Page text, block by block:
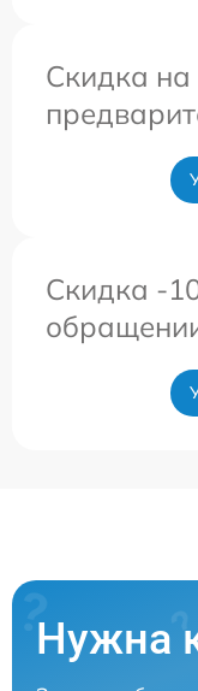
Скидка на
Скидка -
Нужна